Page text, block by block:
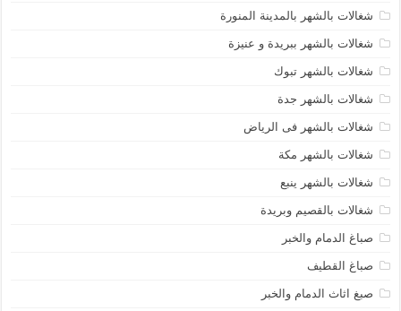
شغالات بالشهر بالمدينة المنورة
شغالات بالشهر ببريدة و عنيزة
شغالات بالشهر تبوك
شغالات بالشهر جدة
شغالات بالشهر فى الرياض
شغالات بالشهر مكة
شغالات بالشهر ينبع
شغالات بالقصيم وبريدة
صباغ الدمام والخبر
صباغ القطيف
صبغ اثاث الدمام والخبر